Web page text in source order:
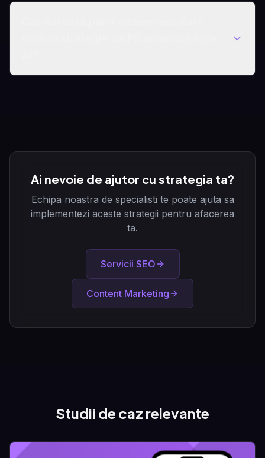
Ai nevoie de ajutor cu strategia ta?
Echipa noastra de specialisti te poate ajuta sa
implementezi aceste strategii pentru afacerea
ta.
Servicii SEO
Content Marketing
Studii de caz relevante